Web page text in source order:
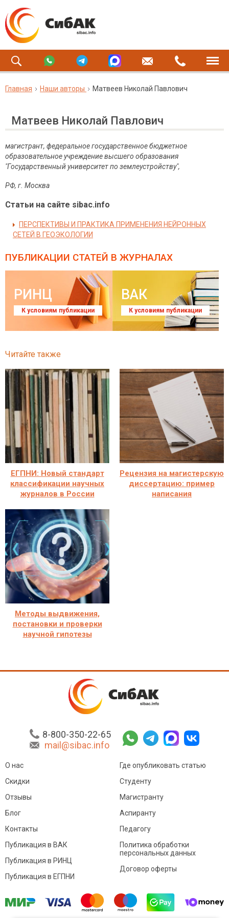
Главная Наши авторы Матвеев Николай Павлович
Матвеев Николай Павлович
магистрант, федеральное государственное бюджетное
образовательное учреждение высшего образования
"Государственный университет по землеустройству",
РФ, г. Москва
Статьи на сайте sibac.info
ПЕРСПЕКТИВЫ И ПРАКТИКА ПРИМЕНЕНИЯ НЕЙРОННЫХ
СЕТЕЙ В ГЕОЭКОЛОГИИ
ПУБЛИКАЦИИ СТАТЕЙ В ЖУРНАЛАХ
РИНЦ
К условиям публикации
ВАК
К условиям публикации
Читайте также
ЕГПНИ: Новый стандарт
классификации научных
журналов в России
Рецензия на магистерскую
диссертацию: пример
написания
Методы выдвижения,
постановки и проверки
научной гипотезы
8-800-350-22-65
mail@sibac.info
О нас
Скидки
Отзывы
Блог
Контакты
Где опубликовать статью
Студенту
Магистранту
Аспиранту
Педагогу
Публикация в ВАК
Публикация в РИНЦ
Публикация в ЕГПНИ
Политика обработки
персональных данных
Договор оферты